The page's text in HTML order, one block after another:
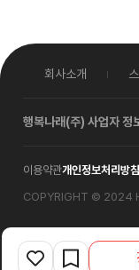
회사소개
이용약관개인정보처리방침
행복나래(주) 사업자 정
사업자등록번호
물류센터
COPYRIGHT © 2024